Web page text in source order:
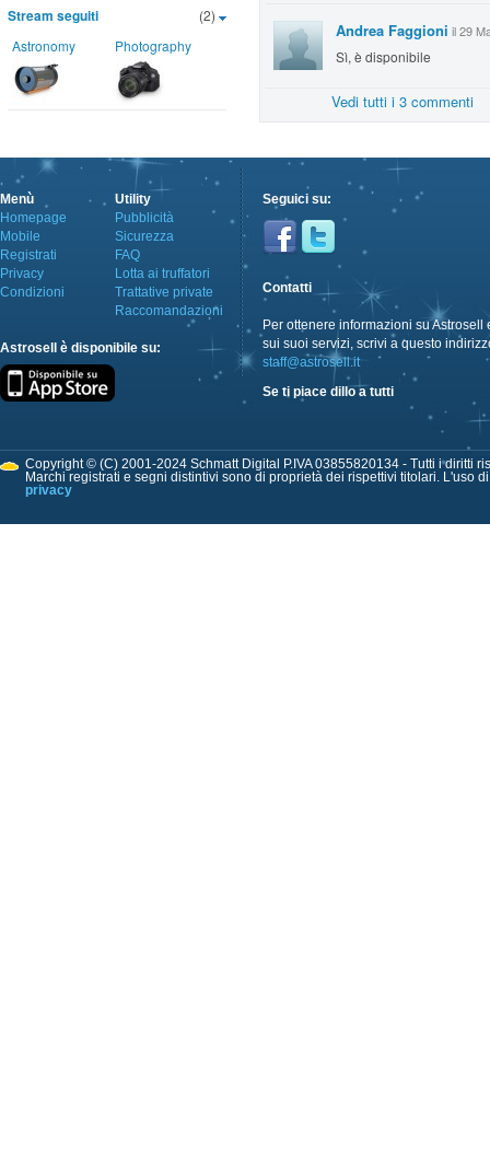
(2)
Stream seguiti
Astronomy Photography
Andrea Faggioni il 29
Sì, è disponibile
Vedi tutti i 3 commenti
Menù
Homepage
Mobile
Registrati
Privacy
Condizioni
Utility
Pubblicità
Sicurezza
FAQ
Lotta ai truffatori
Trattative private
Raccomandazioni
Astrosell è disponibile su:
Seguici su:
Contatti
Per ottenere informazioni su Astrosell
sui suoi servizi, scrivi a questo
staff@astrosell.it
Se ti piace dillo a tutti
Copyright © (C) 2001-2024 Schmatt Digital P.IVA 03855820134 - Tutti i diritti
Marchi registrati e segni distintivi sono di proprietà dei rispettivi titolari. L'uso
privacy